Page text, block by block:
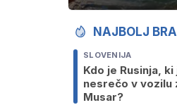
NAJBOLJ
SLOVENIJA
Kdo je Rusinja,
nesrečo v vozilu
Musar?